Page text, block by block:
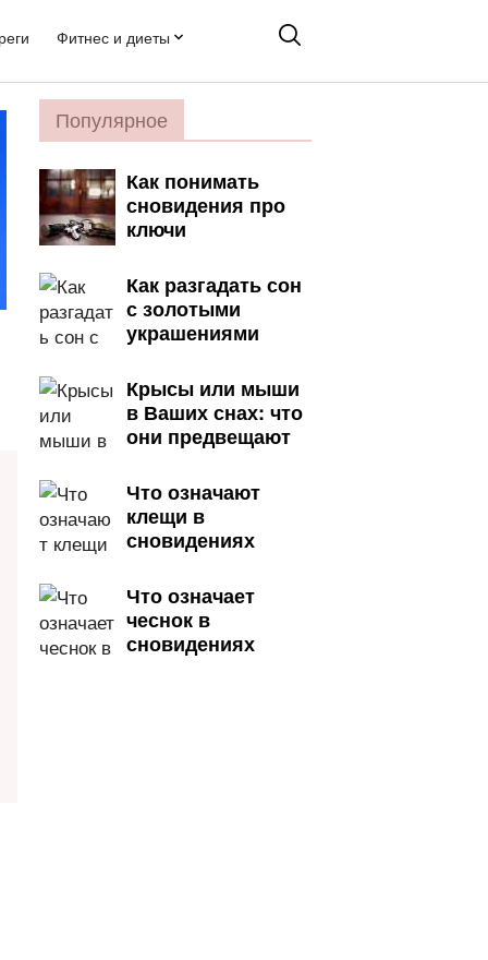
Фитнес и диеты
Популярное
Как понимать
сновидения про
ключи
Как разгадать сон
с золотыми
украшениями
Крысы или мыши
в Ваших снах: что
они предвещают
Что означают
клещи в
сновидениях
Что означает
чеснок в
сновидениях